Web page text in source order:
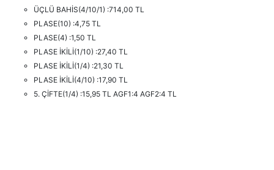
ÜÇLÜ BAHİS(4/10/1) :714,00 TL
PLASE(10) :4,75 TL
PLASE(4) :1,50 TL
PLASE İKİLİ(1/10) :27,40 TL
PLASE İKİLİ(1/4) :21,30 TL
PLASE İKİLİ(4/10) :17,90 TL
5. ÇİFTE(1/4) :15,95 TL AGF1:4 AGF2:4 TL